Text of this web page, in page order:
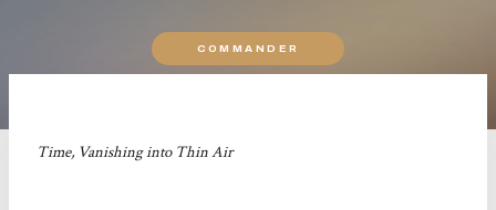
COMMANDER
Time, Vanishing into Thin Air